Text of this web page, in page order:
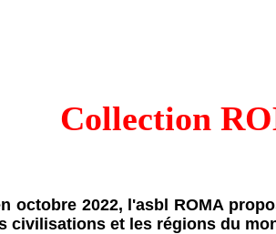
Collection
octobre 2022, l'asbl ROMA
civilisations et les régions du